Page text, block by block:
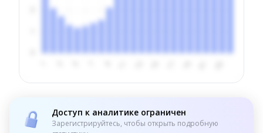
Доступ к аналитике ограничен
Зарегистрируйтесь, чтобы открыть подробную